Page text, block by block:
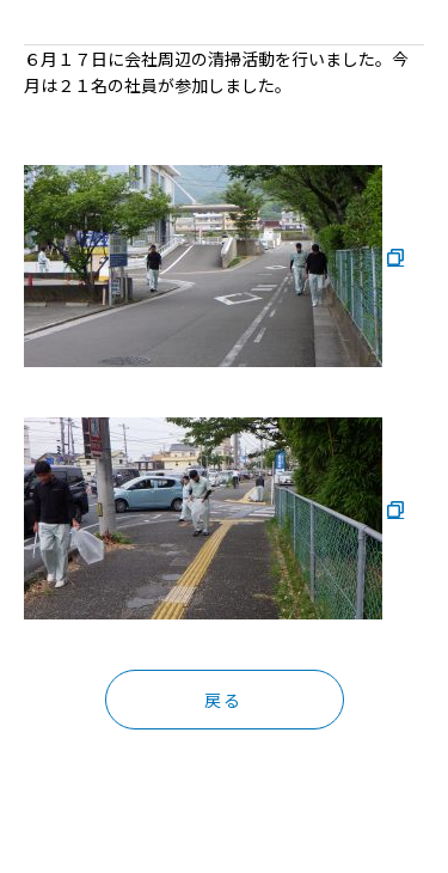
６月１７日に会社周辺の清掃活動を行いました。今
月は２１名の社員が参加しました。
戻る